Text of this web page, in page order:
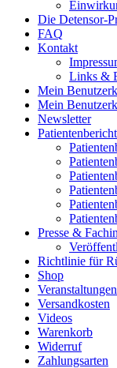
Die Detensor-
FAQ
Kontakt
Links &
Mein
Mein
Newsletter
Presse &
Richtlinie für
Shop
Versandkosten
Videos
Warenkorb
Widerruf
Zahlungsarten